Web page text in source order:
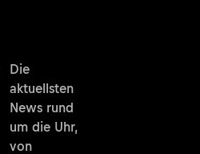
Die
aktuellsten
News rund
um die Uhr,
von